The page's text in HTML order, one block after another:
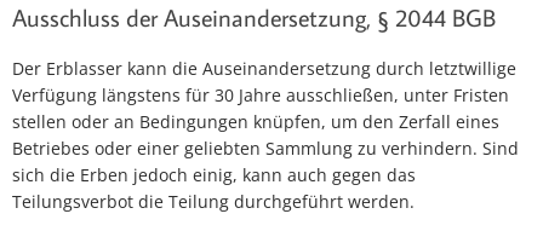
Ausschluss der Auseinandersetzung, § 2044 BGB
Der Erblasser kann die Auseinandersetzung durch letztwillige
Verfügung längstens für 30 Jahre ausschließen, unter Fristen
stellen oder an Bedingungen knüpfen, um den Zerfall eines
Betriebes oder einer geliebten Sammlung zu verhindern. Sind
sich die Erben jedoch einig, kann auch gegen das
Teilungsverbot die Teilung durchgeführt werden.